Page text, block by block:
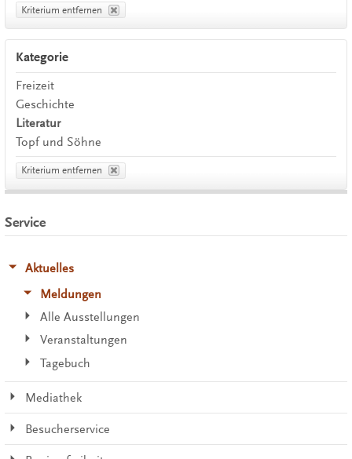
Kriterium entfernen
Kategorie
Freizeit
Geschichte
Literatur
Topf und Söhne
Kriterium entfernen
Service
Aktuelles
Meldungen
Alle Ausstellungen
Veranstaltungen
Tagebuch
Mediathek
Besucherservice